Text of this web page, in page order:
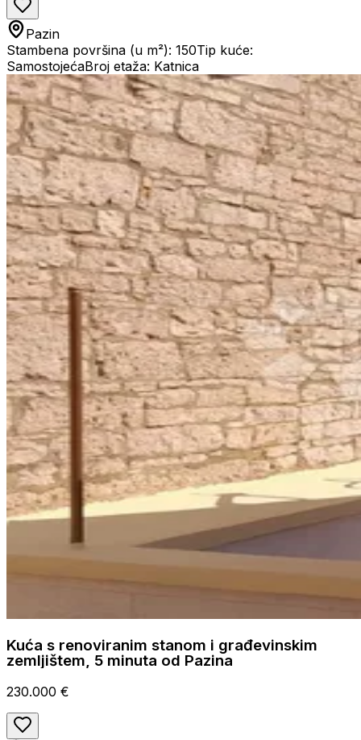
Pazin
Stambena površina (u m²): 150Tip kuće:
SamostojećaBroj etaža: Katnica
Kuća s renoviranim stanom i građevinskim
zemljištem, 5 minuta od Pazina
230.000 €